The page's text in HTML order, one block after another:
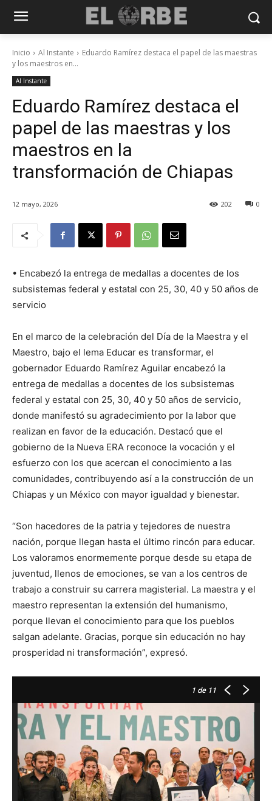
Inicio Al Instante
Eduardo Ramírez destaca el papel de las maestras
y los maestros en...
Al Instante
Eduardo Ramírez destaca el
papel de las maestras y los
maestros en la
transformación de Chiapas
12 mayo, 2026 0
202
• Encabezó la entrega de medallas a docentes de los
subsistemas federal y estatal con 25, 30, 40 y 50 años de
servicio
En el marco de la celebración del Día de la Maestra y el
Maestro, bajo el lema Educar es transformar, el
gobernador Eduardo Ramírez Aguilar encabezó la
entrega de medallas a docentes de los subsistemas
federal y estatal con 25, 30, 40 y 50 años de servicio,
donde manifestó su agradecimiento por la labor que
realizan en favor de la educación. Destacó que el
gobierno de la Nueva ERA reconoce la vocación y el
esfuerzo con los que acercan el conocimiento a las
comunidades, contribuyendo así a la construcción de un
Chiapas y un México con mayor igualdad y bienestar.
“Son hacedores de la patria y tejedores de nuestra
nación, porque llegan hasta el último rincón para educar.
Los valoramos enormemente porque desde su etapa de
juventud, llenos de emociones, se van a los centros de
trabajo a construir su carrera magisterial. La maestra y el
maestro representan la extensión del humanismo,
porque llevan el conocimiento para que los pueblos
salgan adelante. Gracias, porque sin educación no hay
prosperidad ni transformación”, expresó.
1 de 11